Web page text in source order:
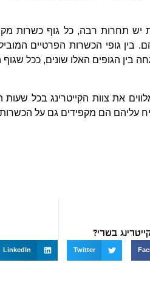
יש תחרות רבה, כל גוף כשרות
בין גופי הכשרות הפרטיים
הגופים האלו שונים, ככל
את צוות הקייטרינג בכל
עליהם הם מקפידים גם על הכשרות,
בשרי?
Twitter
LinkedIn